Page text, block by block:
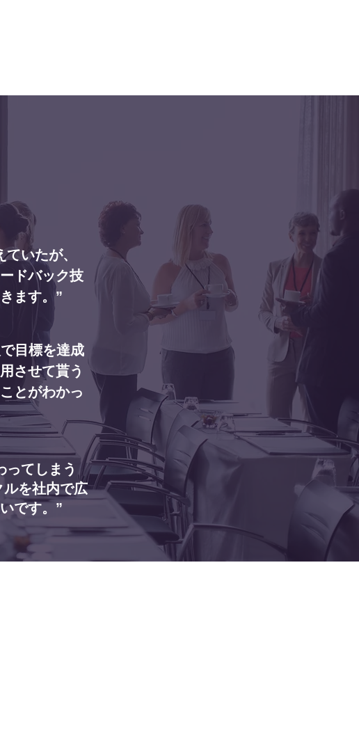
いたが、
ドバック技
ます。”
目標を達成
させて貰う
とがわかっ
ってしまう
を社内で広
です。”